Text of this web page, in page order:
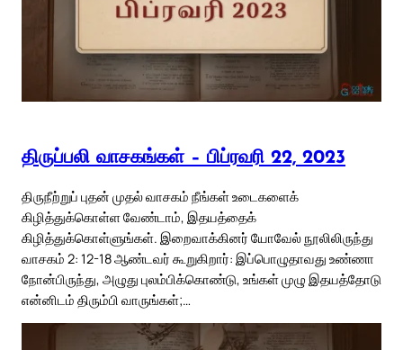
திருப்பலி வாசகங்கள் – பிப்ரவரி 22, 2023
திருநீற்றுப் புதன் முதல் வாசகம் நீங்கள் உடைகளைக்
கிழித்துக்கொள்ள வேண்டாம், இதயத்தைக்
கிழித்துக்கொள்ளுங்கள். இறைவாக்கினர் யோவேல் நூலிலிருந்து
வாசகம் 2: 12-18 ஆண்டவர் கூறுகிறார்: இப்பொழுதாவது உண்ணா
நோன்பிருந்து, அழுது புலம்பிக்கொண்டு, உங்கள் முழு இதயத்தோடு
என்னிடம் திரும்பி வாருங்கள்;…